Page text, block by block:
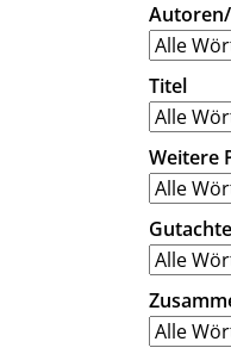
Titel
Weitere